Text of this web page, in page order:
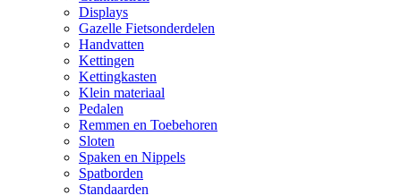
Displays
Gazelle Fietsonderdelen
Handvatten
Kettingen
Kettingkasten
Klein materiaal
Pedalen
Remmen en Toebehoren
Sloten
Spaken en Nippels
Spatborden
Standaarden